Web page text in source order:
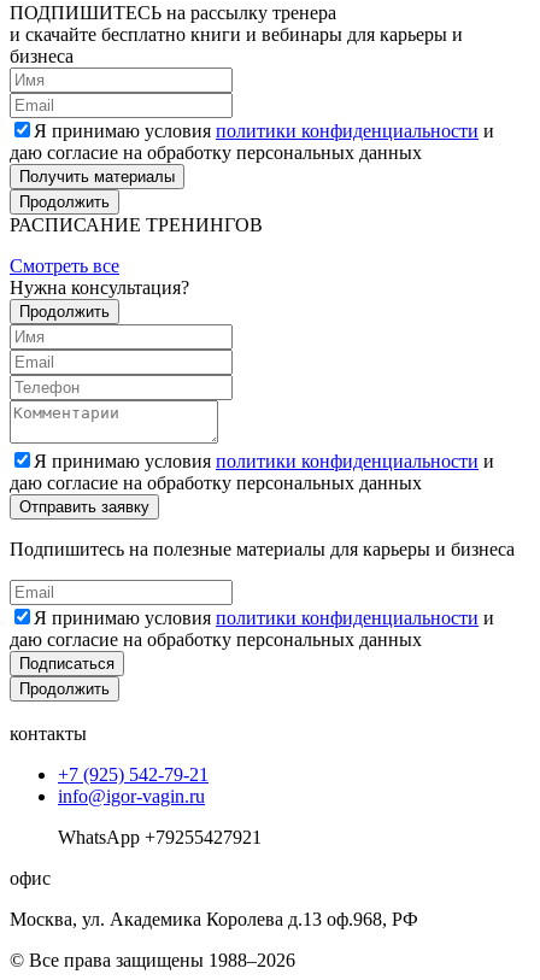
ПОДПИШИТЕСЬ на рассылку тренера
и скачайте бесплатно книги и вебинары для карьеры и
бизнеса
Я принимаю условия политики конфиденциальности и
даю согласие на обработку персональных данных
Получить материалы
Продолжить
РАСПИСАНИЕ ТРЕНИНГОВ
Смотреть все
Нужна консультация?
Продолжить
Я принимаю условия политики конфиденциальности и
даю согласие на обработку персональных данных
Подпишитесь на полезные материалы для карьеры и бизнеса
Я принимаю условия политики конфиденциальности и
даю согласие на обработку персональных данных
Подписаться
Продолжить
контакты
+7 (925) 542-79-21
info@igor-vagin.ru
WhatsApp +79255427921
офис
Москва, ул. Академика Королева д.13 оф.968, РФ
© Все права защищены 1988–2026